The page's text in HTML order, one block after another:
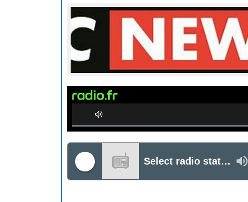
0%
Complete
Select radio station